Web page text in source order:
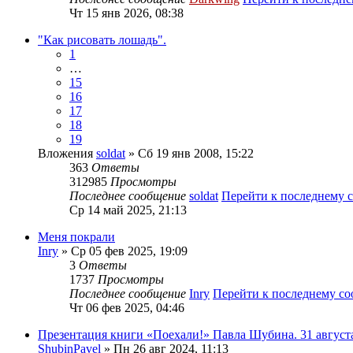
Чт 15 янв 2026, 08:38
"Как рисовать лошадь".
1
…
15
16
17
18
19
Вложения soldat » Сб 19 янв 2008, 15:22
363 Ответы
312985 Просмотры
Последнее сообщение soldat Перейти к последнему
Ср 14 май 2025, 21:13
Меня покрали
Inry » Ср 05 фев 2025, 19:09
3 Ответы
1737 Просмотры
Последнее сообщение Inry Перейти к последнему
Чт 06 фев 2025, 04:46
Презентация книги «Поехали!» Павла Шубина. 31
ShubinPavel » Пн 26 авг 2024, 11:13